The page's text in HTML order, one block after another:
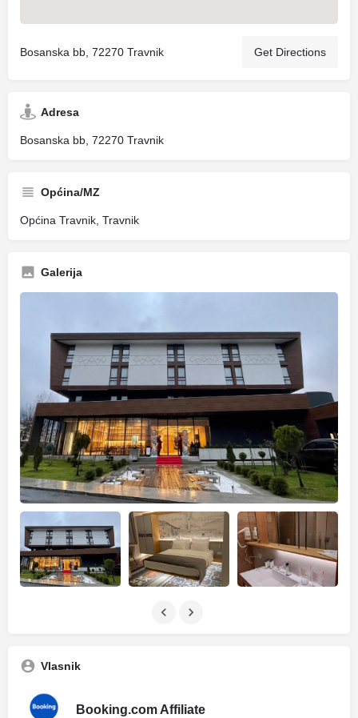
Bosanska bb, 72270 Travnik Get Directions
Adresa
Bosanska bb, 72270 Travnik
Općina/MZ
Općina Travnik, Travnik
Galerija
Vlasnik
Booking.com Affiliate